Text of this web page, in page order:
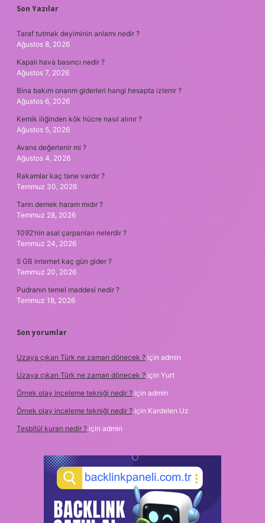
SIDEBAR
Son Yazılar
Taraf tutmak deyiminin anlamı nedir ?
Ağustos 8, 2026
Kapalı hava basıncı nedir ?
Ağustos 7, 2026
Bina bakım onarım giderleri hangi hesapta izlenir ?
Ağustos 6, 2026
Kemik iliğinden kök hücre nasıl alınır ?
Ağustos 5, 2026
Avans değerlenir mi ?
Ağustos 4, 2026
Rakamlar kaç tane vardır ?
Temmuz 30, 2026
Tanrı demek haram mıdır ?
Temmuz 28, 2026
1092’nin asal çarpanları nelerdir ?
Temmuz 24, 2026
5 GB internet kaç gün gider ?
Temmuz 20, 2026
Pudranın temel maddesi nedir ?
Temmuz 18, 2026
Son yorumlar
Uzaya çıkan Türk ne zaman dönecek ? için admin
Uzaya çıkan Türk ne zaman dönecek ? için Yurt
Örnek olay inceleme tekniği nedir ? için admin
Örnek olay inceleme tekniği nedir ? için Kardelen Uz
Tesbitül kuran nedir ? için admin